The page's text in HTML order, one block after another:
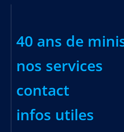
40 ans de
nos services
contact
infos utiles